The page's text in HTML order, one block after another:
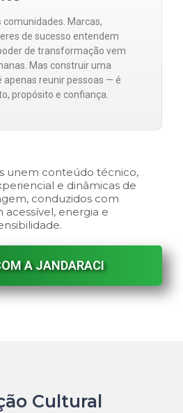
comunidades. Marcas,
de sucesso entendem
de transformação vem
Mas construir uma
apenas reunir pessoas — é
propósito e confiança.
unem conteúdo técnico,
e dinâmicas de
conduzidos com
acessível, energia e
A JANDARACI
Cultural